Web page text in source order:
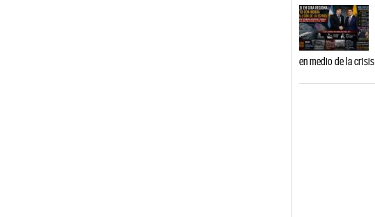
en medio de la crisis